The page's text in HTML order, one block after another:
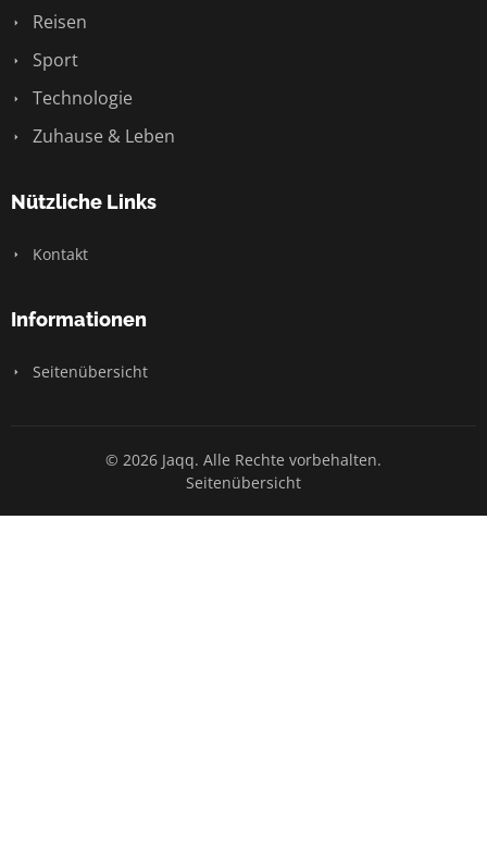
Reisen
Sport
Technologie
Zuhause & Leben
Nützliche Links
Kontakt
Informationen
Seitenübersicht
© 2026 Jaqq. Alle Rechte vorbehalten.
Seitenübersicht